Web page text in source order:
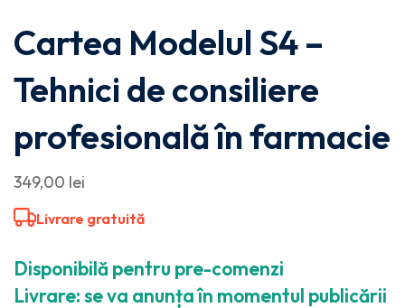
Cartea Modelul S4 –
Tehnici de consiliere
profesională în farmacie
349,00 lei
Livrare gratuită
Disponibilă pentru pre-comenzi
Livrare: se va anunța în momentul publicării